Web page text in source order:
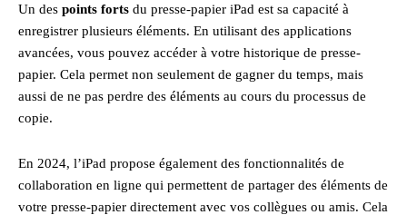
Un des points forts du presse-papier iPad est sa capacité à
enregistrer plusieurs éléments. En utilisant des applications
avancées, vous pouvez accéder à votre historique de presse-
papier. Cela permet non seulement de gagner du temps, mais
aussi de ne pas perdre des éléments au cours du processus de
copie.
En 2024, l’iPad propose également des fonctionnalités de
collaboration en ligne qui permettent de partager des éléments de
votre presse-papier directement avec vos collègues ou amis. Cela